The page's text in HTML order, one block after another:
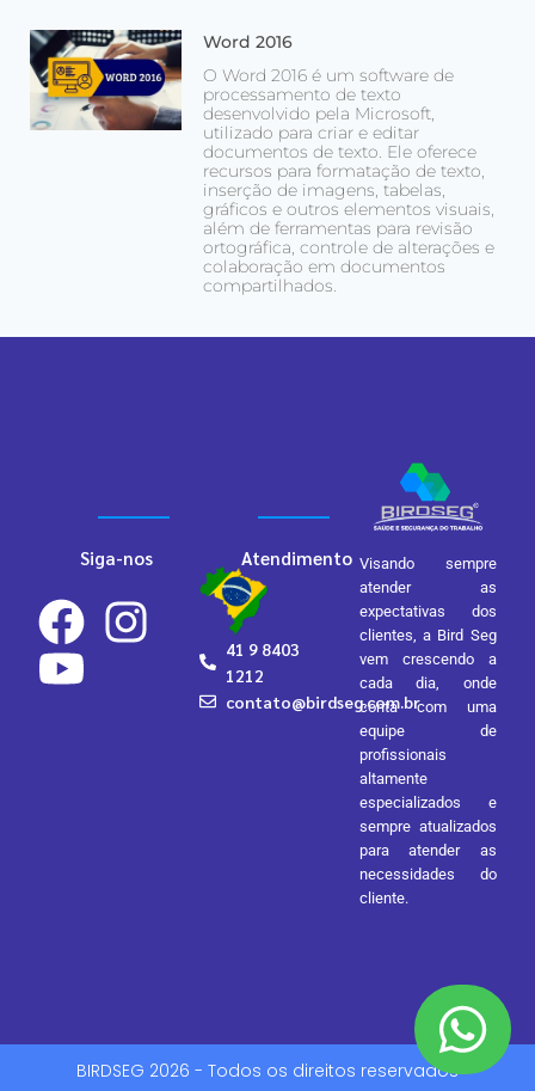
Word 2016
O Word 2016 é um software de
processamento de texto
desenvolvido pela Microsoft,
utilizado para criar e editar
documentos de texto. Ele oferece
recursos para formatação de texto,
inserção de imagens, tabelas,
gráficos e outros elementos visuais,
além de ferramentas para revisão
ortográfica, controle de alterações e
colaboração em documentos
compartilhados.
Visando sempre
atender as
expectativas dos
clientes, a Bird Seg
vem crescendo a
cada dia, onde
conta com uma
equipe de
profissionais
altamente
especializados e
sempre atualizados
para atender as
necessidades do
cliente.
Atendimento
41 9 8403
1212
contato@birdseg.com.br
Siga-nos
BIRDSEG 2026 - Todos os direitos reservados